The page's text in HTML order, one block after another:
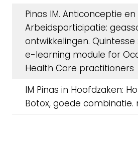
Pinas IM. Anticonceptie en
Arbeidsparticipatie:
ontwikkelingen. Quintesse
e-learning module for
Health Care practitioners
IM Pinas in Hoofdzaken:
Botox, goede combinatie.